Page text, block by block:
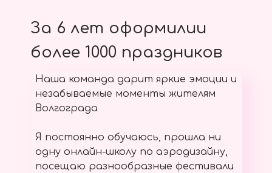
За 6 лет оформилии
более 1000 праздников
Наша команда дарит яркие эмоции и
незабываемые моменты жителям
Волгограда
Я постоянно обучаюсь, прошла ни
одну онлайн-школу по аэродизайну,
посещаю разнообразные фестивали